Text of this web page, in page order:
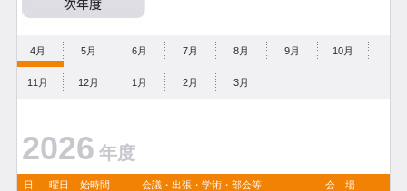
4月 5月 6月 7月 8月 9月 10月
11月 12月 1月 2月 3月
2026 年度
日 曜日 始時間 会議・出張・学術・部会等 会 場